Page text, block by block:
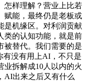
怎样理解？营业上比若
赋能，最终仍是老板或
是机缘区。对利润贡献
类的认知功能，就是前
被替代。我们需要的是
有没有用上AI，不只是
业拆解成10人以内的火
AI出来之后又有什么